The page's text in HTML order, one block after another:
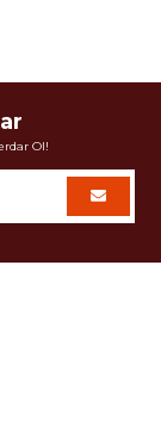
Ol!